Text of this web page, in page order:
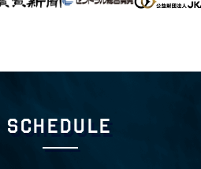
Schedule